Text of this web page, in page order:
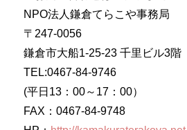
NPO法人鎌倉てらこや事務局
〒247‐0056
鎌倉市大船1-25-23 千里ビル3階
TEL:0467-84-9746
(平日13：00～17：00）
FAX：0467-84-9748